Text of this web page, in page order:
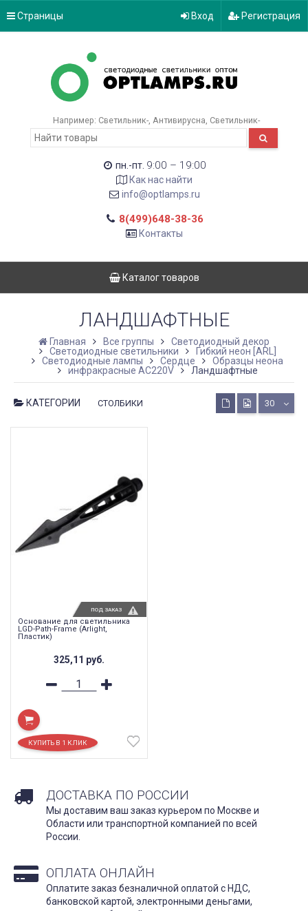
Страницы Вход Регистрация
Например: Светильник- Антивирусна Светильник-
пн.-пт. 9:00 – 19:00
Как нас найти
info@optlamps.ru
8(499)648-38-36
Контакты
Каталог товаров
ЛАНДШАФТНЫЕ
Главная Все группы
Светодиодный декор
Светодиодные светильники
Гибкий неон [ARL]
Светодиодные лампы
Сердце
Образцы неона
инфракрасные AC220V
Ландшафтные
КАТЕГОРИИ СТОЛБИКИ 30
Основание для светильника
LGD-Path-Frame (Arlight,
Пластик)
325,11 руб.
ПОД ЗАКАЗ
ДОСТАВКА ПО РОССИИ
Мы доставим ваш заказ курьером по Москве и
Области или транспортной компанией по всей
России.
ОПЛАТА ОНЛАЙН
Оплатите заказ безналичной оплатой с НДС,
банковской картой, электронными деньгами,